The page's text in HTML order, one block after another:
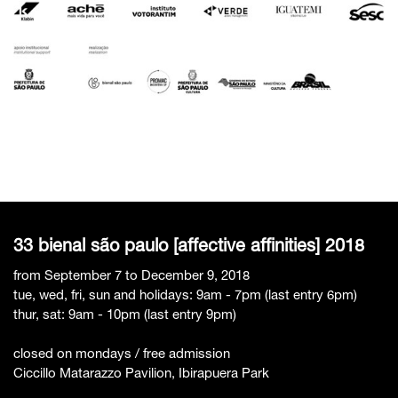
33 bienal são paulo [affective affinities] 2018
from September 7 to December 9, 2018
tue, wed, fri, sun and holidays: 9am - 7pm (last entry 6pm)
thur, sat: 9am - 10pm (last entry 9pm)
closed on mondays / free admission
Ciccillo Matarazzo Pavilion, Ibirapuera Park